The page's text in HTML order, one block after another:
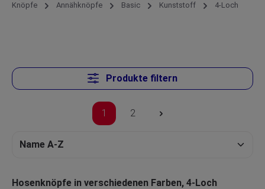
Knöpfe
Annähknöpfe Basic Kunststoff 4-Loch
Produkte filtern
1 2
Hosenknöpfe in verschiedenen Farben, 4-Loch